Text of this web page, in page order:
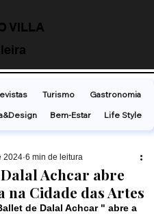
VILLA
Achcar abre
Cidade das Artes
2024 6 min de leitura
de Dalal Achcar " abre a
Turismo
Gastronomia
Bem-Estar Life Style